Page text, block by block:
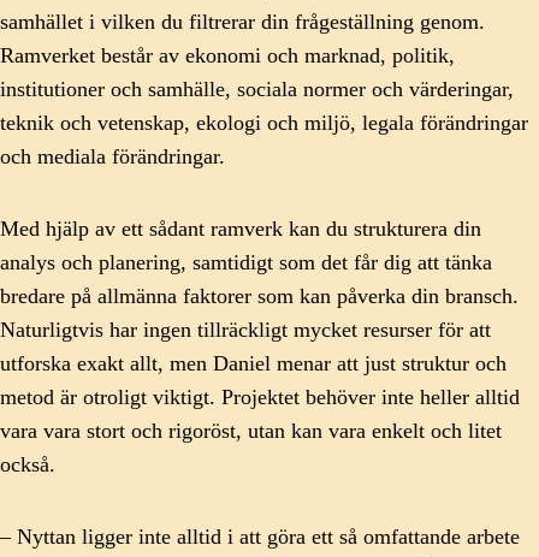
samhället i vilken du filtrerar din frågeställning genom.
Ramverket består av ekonomi och marknad, politik,
institutioner och samhälle, sociala normer och värderingar,
teknik och vetenskap, ekologi och miljö, legala förändringar
och mediala förändringar.
Med hjälp av ett sådant ramverk kan du strukturera din
analys och planering, samtidigt som det får dig att tänka
bredare på allmänna faktorer som kan påverka din bransch.
Naturligtvis har ingen tillräckligt mycket resurser för att
utforska exakt allt, men Daniel menar att just struktur och
metod är otroligt viktigt. Projektet behöver inte heller alltid
vara vara stort och rigoröst, utan kan vara enkelt och litet
också.
– Nyttan ligger inte alltid i att göra ett så omfattande arbete